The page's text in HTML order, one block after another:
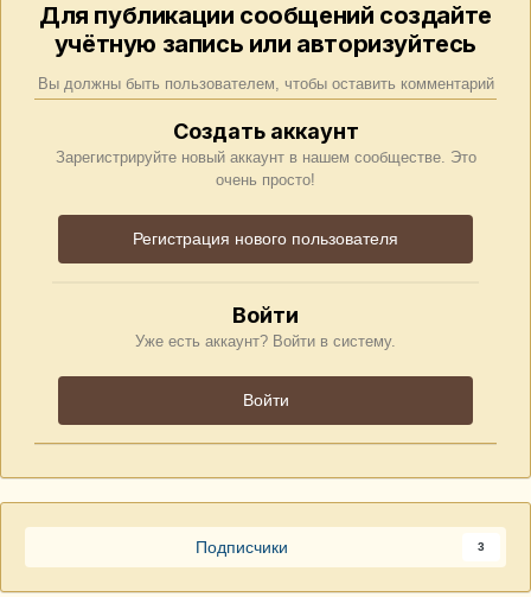
Для публикации сообщений создайте
учётную запись или авторизуйтесь
Вы должны быть пользователем, чтобы оставить комментарий
Создать аккаунт
Зарегистрируйте новый аккаунт в нашем сообществе. Это
очень просто!
Регистрация нового пользователя
Войти
Уже есть аккаунт? Войти в систему.
Войти
Подписчики 3